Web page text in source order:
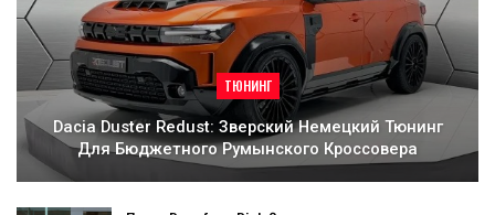
ТЮНИНГ
Dacia Duster Redust: Зверский Немецкий Тюнинг
Для Бюджетного Румынского Кроссовера